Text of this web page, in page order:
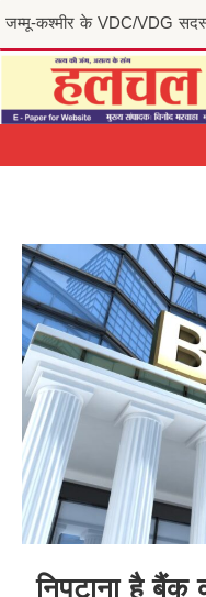
निपटाना है बैंक